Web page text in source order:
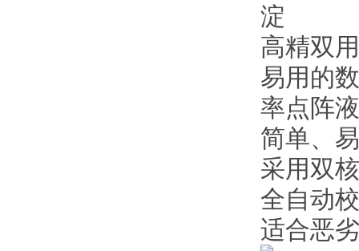
淀
高精双
易用的
率点阵
简单、
采用双
全自动
适合恶